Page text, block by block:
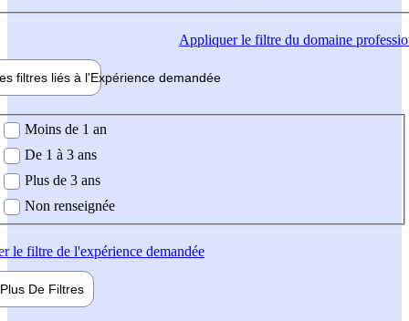
Appliquerle filtre du domaine
filtres liés à l'Expérience demandée
demandée
Moins de 1 an
De 1 à 3 ans
Plus de 3 ans
Non renseignée
le filtre de l'expérience demandée
Plus De Filtres